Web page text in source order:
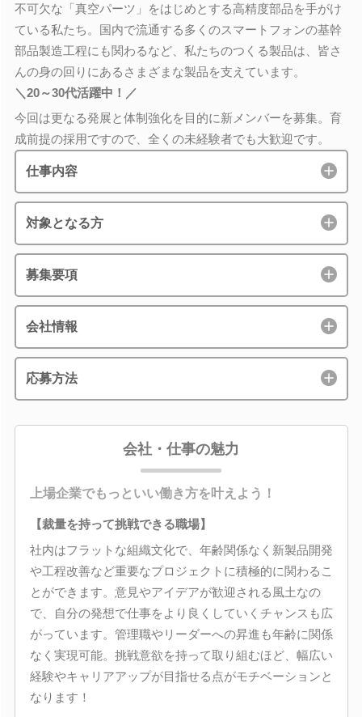
不可欠な「真空パーツ」をはじめとする高精度部品を手がけ
ている私たち。国内で流通する多くのスマートフォンの基幹
部品製造工程にも関わるなど、私たちのつくる製品は、皆さ
んの身の回りにあるさまざまな製品を支えています。
＼20～30代活躍中！／
今回は更なる発展と体制強化を目的に新メンバーを募集。育
成前提の採用ですので、全くの未経験者でも大歓迎です。
仕事内容
対象となる方
募集要項
会社情報
応募方法
会社・仕事の魅力
上場企業でもっといい働き方を叶えよう！
【裁量を持って挑戦できる職場】
社内はフラットな組織文化で、年齢関係なく新製品開発
や工程改善など重要なプロジェクトに積極的に関わるこ
とができます。意見やアイデアが歓迎される風土なの
で、自分の発想で仕事をより良くしていくチャンスも広
がっています。管理職やリーダーへの昇進も年齢に関係
なく実現可能。挑戦意欲を持って取り組むほど、幅広い
経験やキャリアアップが目指せる点がモチベーションと
なります！